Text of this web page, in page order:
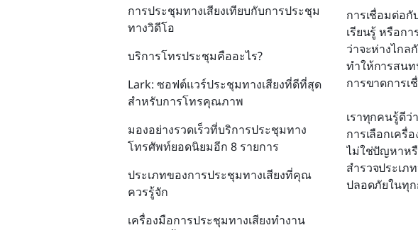
การเชื่อมต่อกั
เรียนรู้ หรือก
ว่าจะห่างไกล
ทำให้การสนท
การขาดการ
เราทุกคนรู้ดีว่
การเลือกเค
ไม่ใช่ปัญหาหรื
สำรวจประเ
ปลอดภัยในทุก
การประชุมทางเสียงเทียบกับการประชุม
ทางวิดีโอ
บริการโทรประชุมคืออะไร?
Lark: ซอฟต์แวร์ประชุมทางเสียงที่ดีที่สุด
สำหรับการโทรคุณภาพ
มองอย่างรวดเร็วที่บริการประชุมทาง
โทรศัพท์ยอดนิยมอีก 8 รายการ
ประเภทของการประชุมทางเสียงที่คุณ
ควรรู้จัก
เครื่องมือการประชุมทางเสียงทำงาน